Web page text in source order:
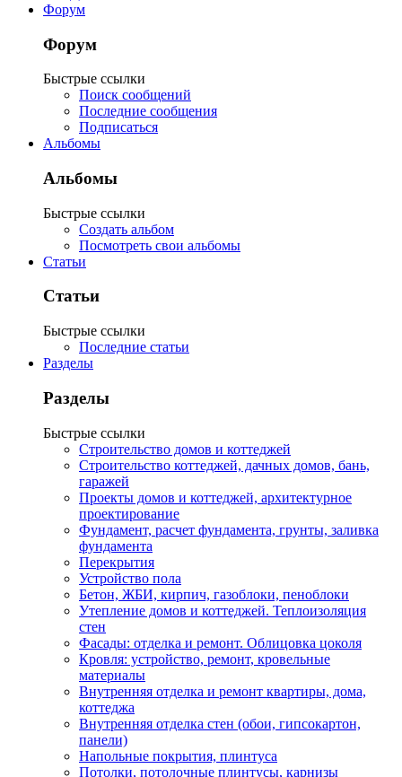
Форум
Форум
Быстрые ссылки
Поиск сообщений
Последние сообщения
Подписаться
Альбомы
Альбомы
Быстрые ссылки
Создать альбом
Посмотреть свои альбомы
Статьи
Статьи
Быстрые ссылки
Последние статьи
Разделы
Разделы
Быстрые ссылки
Строительство домов и коттеджей
Строительство коттеджей, дачных домов, бань,
гаражей
Проекты домов и коттеджей, архитектурное
проектирование
Фундамент, расчет фундамента, грунты, заливка
фундамента
Перекрытия
Устройство пола
Бетон, ЖБИ, кирпич, газоблоки, пеноблоки
Утепление домов и коттеджей. Теплоизоляция
стен
Фасады: отделка и ремонт. Облицовка цоколя
Кровля: устройство, ремонт, кровельные
материалы
Внутренняя отделка и ремонт квартиры, дома,
коттеджа
Внутренняя отделка стен (обои, гипсокартон,
панели)
Напольные покрытия, плинтуса
Потолки, потолочные плинтусы, карнизы